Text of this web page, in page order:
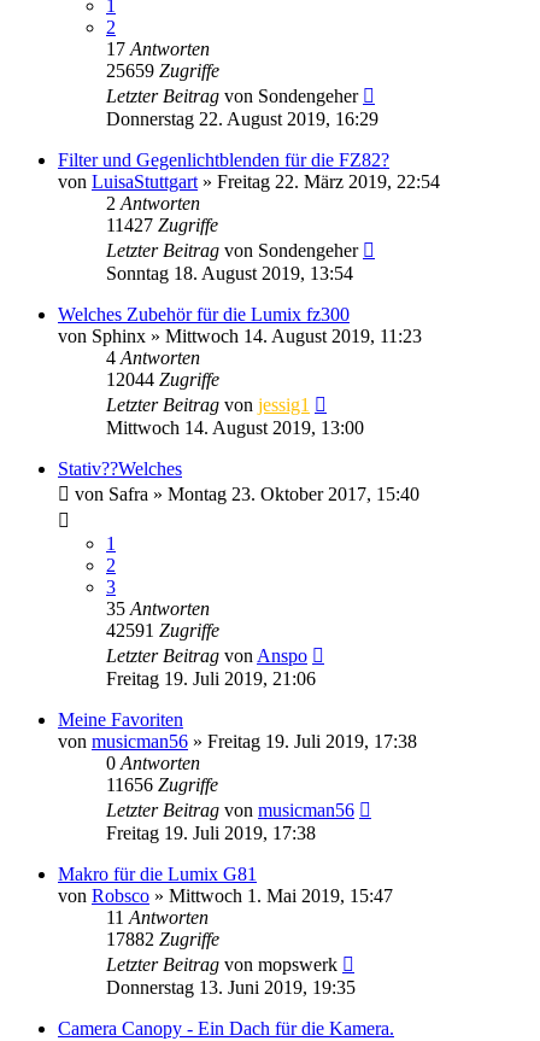
1
2
17 Antworten
25659 Zugriffe
Letzter Beitrag von Sondengeher
Donnerstag 22. August 2019, 16:29
Filter und Gegenlichtblenden für die FZ82?
von LuisaStuttgart » Freitag 22. März 2019, 22:54
2 Antworten
11427 Zugriffe
Letzter Beitrag von Sondengeher
Sonntag 18. August 2019, 13:54
Welches Zubehör für die Lumix fz300
von Sphinx » Mittwoch 14. August 2019, 11:23
4 Antworten
12044 Zugriffe
Letzter Beitrag von jessig1
Mittwoch 14. August 2019, 13:00
Stativ??Welches
von Safra » Montag 23. Oktober 2017, 15:40
1
2
3
35 Antworten
42591 Zugriffe
Letzter Beitrag von Anspo
Freitag 19. Juli 2019, 21:06
Meine Favoriten
von musicman56 » Freitag 19. Juli 2019, 17:38
0 Antworten
11656 Zugriffe
Letzter Beitrag von musicman56
Freitag 19. Juli 2019, 17:38
Makro für die Lumix G81
von Robsco » Mittwoch 1. Mai 2019, 15:47
11 Antworten
17882 Zugriffe
Letzter Beitrag von mopswerk
Donnerstag 13. Juni 2019, 19:35
Camera Canopy - Ein Dach für die Kamera.